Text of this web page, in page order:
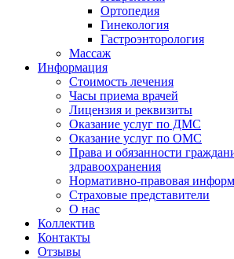
Ортопедия
Гинекология
Гастроэнторология
Массаж
Информация
Стоимость лечения
Часы приема врачей
Лицензия и реквизиты
Оказание услуг по ДМС
Оказание услуг по ОМС
Права и обязанности
здравоохранения
Нормативно-правовая
Страховые представители
О нас
Коллектив
Контакты
Отзывы